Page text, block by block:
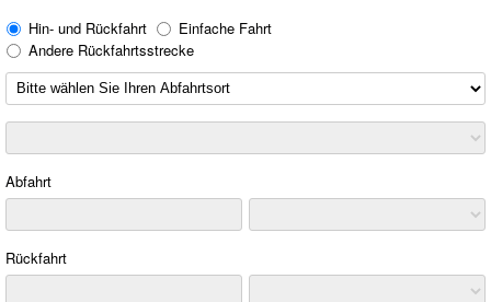
Hin- und Rückfahrt
Einfache Fahrt
Andere Rückfahrtsstrecke
Abfahrt
Rückfahrt